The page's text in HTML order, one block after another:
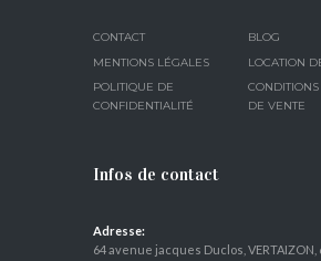
CONTACT
BLOG
MENTIONS LÉGALES
LOCATION
POLITIQUE DE
CONFIDENTIALITÉ
DE VENTE
Infos de contact
Adresse:
64 avenue jacques Duclos, VERTAIZON,